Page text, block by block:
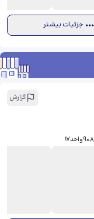
جزئیات بیشتر
گزارش